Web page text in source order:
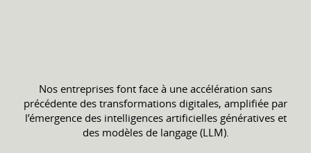
Nos entreprises font face à une accélération sans
précédente des transformations digitales, amplifiée par
l’émergence des intelligences artificielles génératives et
des modèles de langage (LLM).